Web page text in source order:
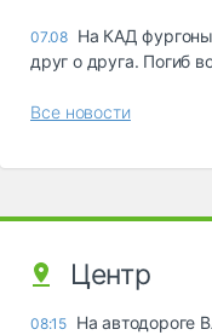
07.08 На КАД
друг о друга. Погиб
Все новости
Центр
08:15 На автодороге